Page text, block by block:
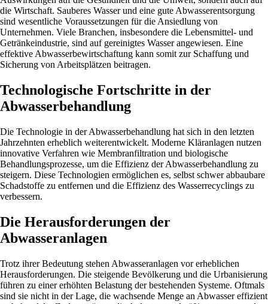
die Wirtschaft. Sauberes Wasser und eine gute Abwasserentsorgung
sind wesentliche Voraussetzungen für die Ansiedlung von
Unternehmen. Viele Branchen, insbesondere die Lebensmittel- und
Getränkeindustrie, sind auf gereinigtes Wasser angewiesen. Eine
effektive Abwasserbewirtschaftung kann somit zur Schaffung und
Sicherung von Arbeitsplätzen beitragen.
Technologische Fortschritte in der
Abwasserbehandlung
Die Technologie in der Abwasserbehandlung hat sich in den letzten
Jahrzehnten erheblich weiterentwickelt. Moderne Kläranlagen nutzen
innovative Verfahren wie Membranfiltration und biologische
Behandlungsprozesse, um die Effizienz der Abwasserbehandlung zu
steigern. Diese Technologien ermöglichen es, selbst schwer abbaubare
Schadstoffe zu entfernen und die Effizienz des Wasserrecyclings zu
verbessern.
Die Herausforderungen der
Abwasseranlagen
Trotz ihrer Bedeutung stehen Abwasseranlagen vor erheblichen
Herausforderungen. Die steigende Bevölkerung und die Urbanisierung
führen zu einer erhöhten Belastung der bestehenden Systeme. Oftmals
sind sie nicht in der Lage, die wachsende Menge an Abwasser effizient